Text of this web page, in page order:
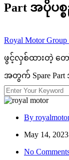
Part အပိုပစ္စ
Royal Motor Group
ဖွင့်လှစ်ထားတဲ့ တေ
အတွက် Spare Part
By
May 14, 2023
No